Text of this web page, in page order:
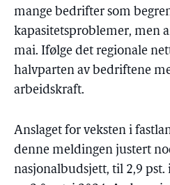
mange bedrifter som
kapasitetsproblemer, men
mai. Ifølge det regionale
halvparten av bedriftene
arbeidskraft.
Anslaget for veksten i
denne meldingen justert
nasjonalbudsjett, til 2,9 pst.